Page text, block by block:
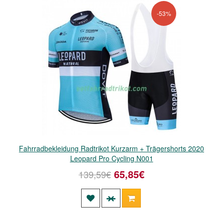
-53%
Fahrradbekleidung Radtrikot Kurzarm + Trägershorts 2020
Leopard Pro Cycling N001
139,59€ 65,85€